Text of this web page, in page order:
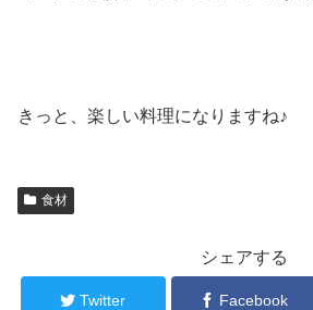
きっと、楽しい料理になりますね♪
食材
シェアする
Twitter Facebook